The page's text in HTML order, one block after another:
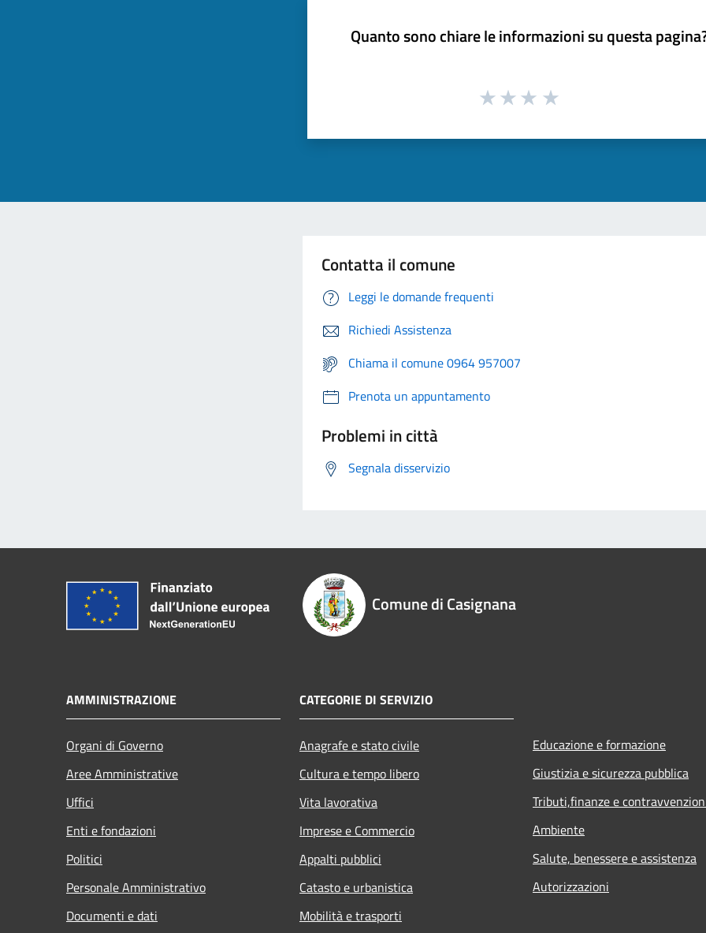
Quanto sono chiare le informazioni su questa
Contatta il comune
Leggi le domande frequenti
Richiedi Assistenza
Chiama il comune 0964 957007
Prenota un appuntamento
Problemi in città
Segnala disservizio
Comune di Casignana
AMMINISTRAZIONE
Organi di Governo
Aree Amministrative
Uffici
Enti e fondazioni
Politici
Personale Amministrativo
Documenti e dati
CATEGORIE DI SERVIZIO
Anagrafe e stato civile
Cultura e tempo libero
Vita lavorativa
Imprese e Commercio
Appalti pubblici
Catasto e urbanistica
Mobilità e trasporti
Educazione e formazione
Giustizia e sicurezza pubblica
Tributi,finanze e
Ambiente
Salute, benessere e assistenza
Autorizzazioni